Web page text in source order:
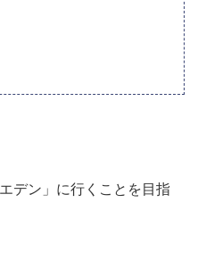
デン」に行くことを目指